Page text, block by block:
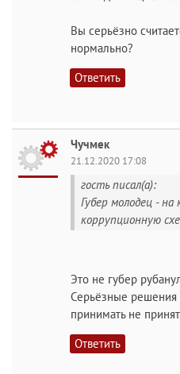
Вы серьёзно
нормально?
Ответить
Чучмек
21.12.2020 17:08
гость писал(а):
Губер молодец -
коррупционную
Это не губер
Серьёзные решения
принимать не
Ответить